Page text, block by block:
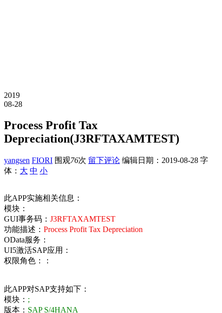
2019
08-28
Process Profit Tax
Depreciation(J3RFTAXAMTEST)
yangsen FIORI 围观76次 留下评论 编辑日期： 2019-08-28 字
体： 大 中 小
此APP实施相关信息：
模块：
GUI事务码： J3RFTAXAMTEST
功能描述： Process Profit Tax Depreciation
OData服务：
UI5激活SAP应用：
权限角色：：
此APP对SAP支持如下：
模块： ;
版本： SAP S/4HANA